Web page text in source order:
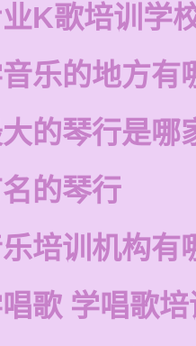
K歌培训学
乐的地方有
的琴行是哪
的琴行
培训机构有
歌 学唱歌培